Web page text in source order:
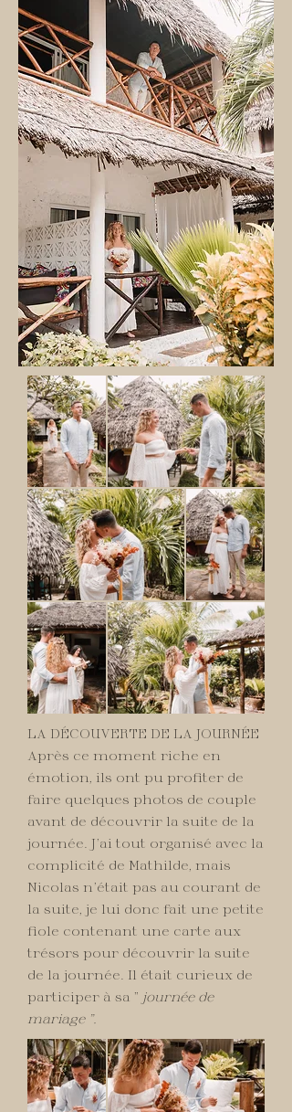
LA DÉCOUVERTE DE LA JOURNÉE
Après ce moment riche en
émotion, ils ont pu profiter de
faire quelques photos de couple
avant de découvrir la suite de la
journée. J’ai tout organisé avec la
complicité de Mathilde, mais
Nicolas n’était pas au courant de
la suite, je lui donc fait une petite
fiole contenant une carte aux
trésors pour découvrir la suite
de la journée. Il était curieux de
participer à sa " journée de
mariage ".